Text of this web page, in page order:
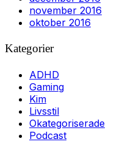
november 2016
oktober 2016
Kategorier
ADHD
Gaming
Kim
Livsstil
Okategoriserade
Podcast